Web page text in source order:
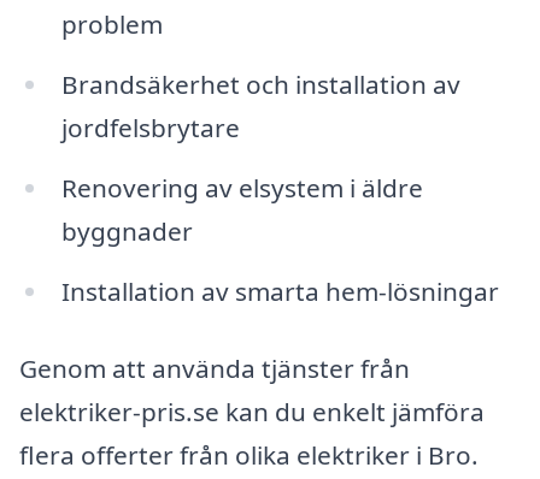
problem
Brandsäkerhet och installation av
jordfelsbrytare
Renovering av elsystem i äldre
byggnader
Installation av smarta hem-lösningar
Genom att använda tjänster från
elektriker-pris.se kan du enkelt jämföra
flera offerter från olika elektriker i Bro.